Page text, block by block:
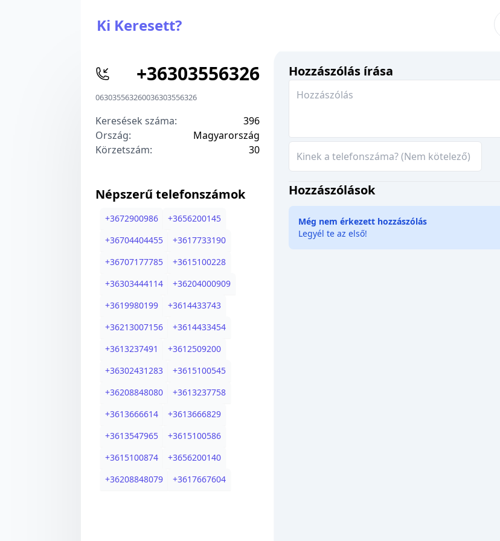
Ki Keresett?
+36303556326
063035563260036303556326
Keresések száma:
396
Ország:
Magyarország
Körzetszám:
30
Népszerű telefonszámok
+3672900986 +3656200145
+36704404455 +3617733190
+36707177785 +3615100228
+36303444114 +36204000909
+3619980199 +3614433743
+36213007156 +3614433454
+3613237491 +3612509200
+36302431283 +3615100545
+36208848080 +3613237758
+3613666614 +3613666829
+3613547965 +3615100586
+3615100874 +3656200140
+36208848079 +3617667604
Hozzászólás írása
Hozzászólások
Még nem érkezett hozzászólás
Legyél te az első!